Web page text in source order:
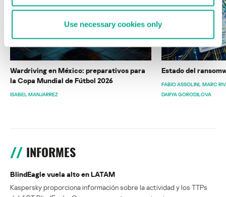
Use necessary cookies only
Wardriving en México: preparativos para
la Copa Mundial de Fútbol 2026
ISABEL MANJARREZ
Estado del
FABIO ASSOLINI MARC
DARYA GORODILOVA
INFORMES
BlindEagle vuela alto en LATAM
Kaspersky proporciona información sobre la actividad y los TTPs